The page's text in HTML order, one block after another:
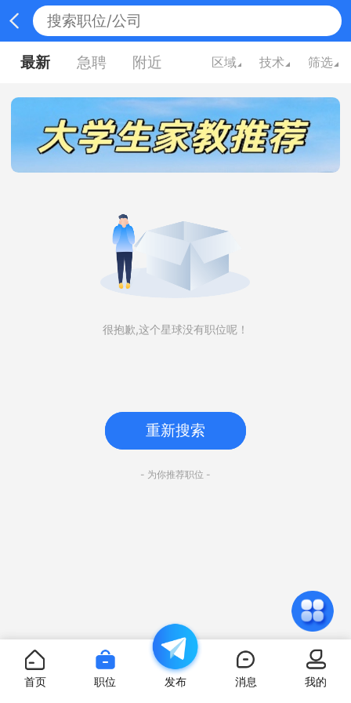
最新 急聘 附近 区域 技术 筛选
很抱歉,这个星球没有职位呢！
重新搜索
- 为你推荐职位 -
首页 职位 发布 消息 我的